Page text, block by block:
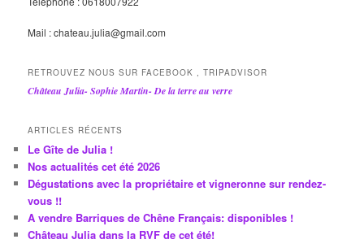
Mail : chateau.julia@gmail.com
RETROUVEZ NOUS SUR FACEBOOK , TRIPADVISOR
Château Julia- Sophie Martin- De la terre au verre
ARTICLES RÉCENTS
Le Gîte de Julia !
Nos actualités cet été 2026
Dégustations avec la propriétaire et vigneronne sur rendez-
vous !!
A vendre Barriques de Chêne Français: disponibles !
Château Julia dans la RVF de cet été!